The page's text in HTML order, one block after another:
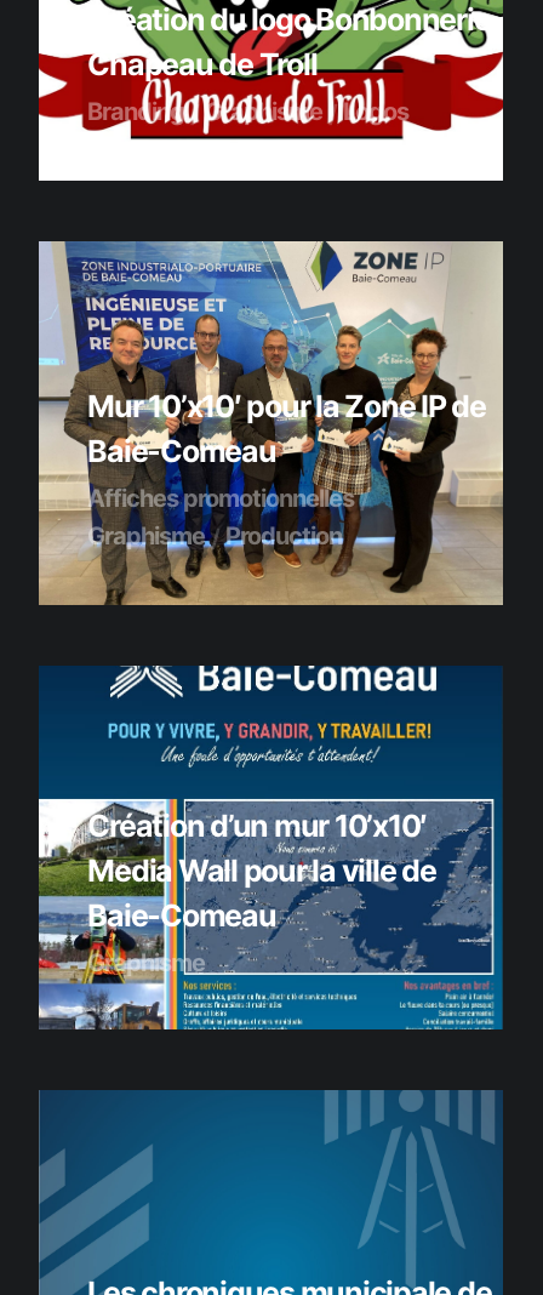
Création du logo Bonbonnerie
Chapeau de Troll
Branding Graphisme Logos
Mur 10’x10′ pour la Zone IP de
Baie-Comeau
Affiches promotionnelles
Graphisme
Production
Création d’un mur 10’x10′
Media Wall pour la ville de
Baie-Comeau
Graphisme